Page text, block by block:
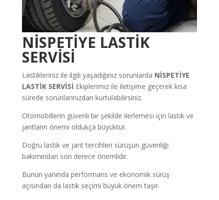
NİSPETİYE LASTİK
SERVİSİ
Lastikleriniz ile ilgili yaşadığınız sorunlarda NİSPETİYE
LASTİK SERVİSİ Ekiplerimiz ile iletişime geçerek kısa
sürede sorunlarınızdan kurtulabilirsiniz.
Otomobillerin güvenli bir şekilde ilerlemesi için lastik ve
jantların önemi oldukça büyüktür.
Doğru lastik ve jant tercihleri sürüşün güvenliği
bakımından son derece önemlidir.
Bunun yanında performans ve ekonomik sürüş
açısından da lastik seçimi büyük önem taşır.